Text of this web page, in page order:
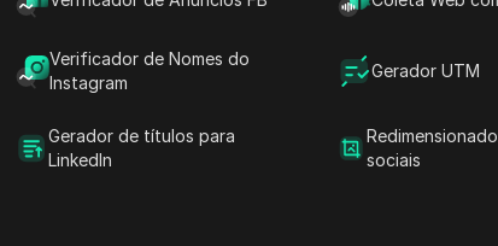
Verificador de Nomes do
Instagram
Gerador UTM
Gerador de títulos para
LinkedIn
sociais
ou falhará na revisão ou parecerá
A frustração é real, especialmente
polidas a dominar os resultados
que apontam diretamente